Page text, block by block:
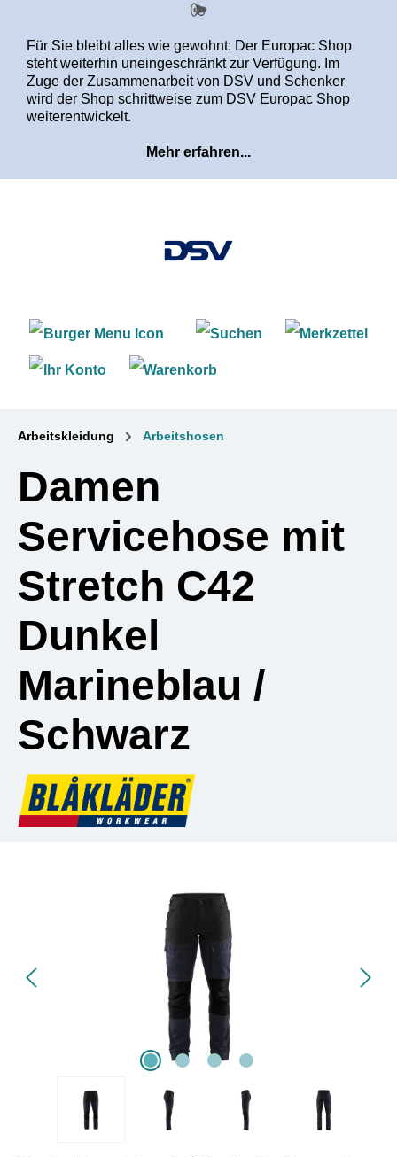
Für Sie bleibt alles wie gewohnt: Der Europac Shop
steht weiterhin uneingeschränkt zur Verfügung. Im
Zuge der Zusammenarbeit von DSV und Schenker
wird der Shop schrittweise zum DSV Europac Shop
weiterentwickelt.
Mehr erfahren...
Arbeitskleidung Arbeitshosen
Damen
Servicehose mit
Stretch C42
Dunkel
Marineblau /
Schwarz